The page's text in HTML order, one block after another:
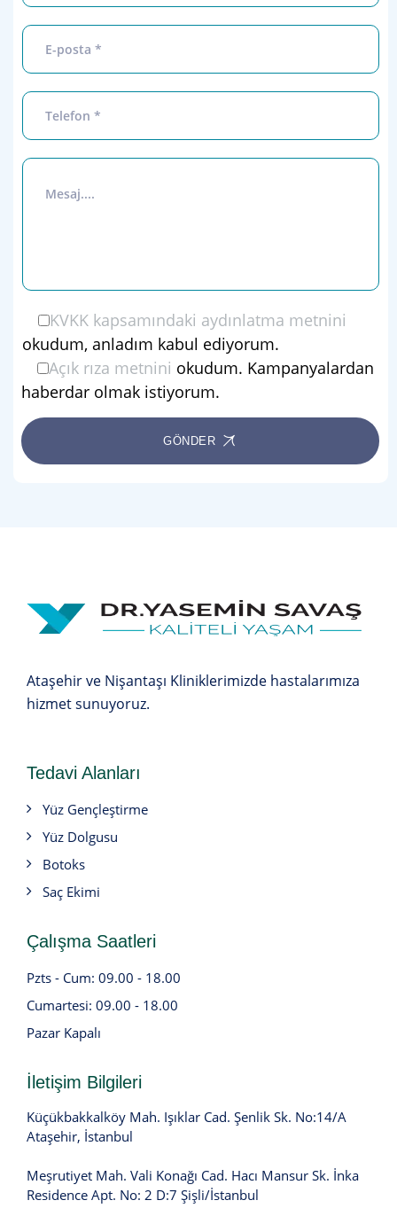
KVKK kapsamındaki aydınlatma metnini
okudum, anladım kabul ediyorum.
Açık rıza metnini okudum. Kampanyalardan
haberdar olmak istiyorum.
GÖNDER
Ataşehir ve Nişantaşı Kliniklerimizde hastalarımıza
hizmet sunuyoruz.
Tedavi Alanları
Yüz Gençleştirme
Yüz Dolgusu
Botoks
Saç Ekimi
Çalışma Saatleri
Pzts - Cum: 09.00 - 18.00
Cumartesi: 09.00 - 18.00
Pazar Kapalı
İletişim Bilgileri
Küçükbakkalköy Mah. Işıklar Cad. Şenlik Sk. No:14/A
Ataşehir, İstanbul
Meşrutiyet Mah. Vali Konağı Cad. Hacı Mansur Sk. İnka
Residence Apt. No: 2 D:7 Şişli/İstanbul